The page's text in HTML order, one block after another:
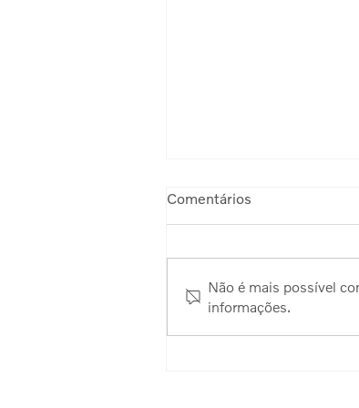
Sorteio Viking de Bike:
Comentários
Não é mais possível
informações.